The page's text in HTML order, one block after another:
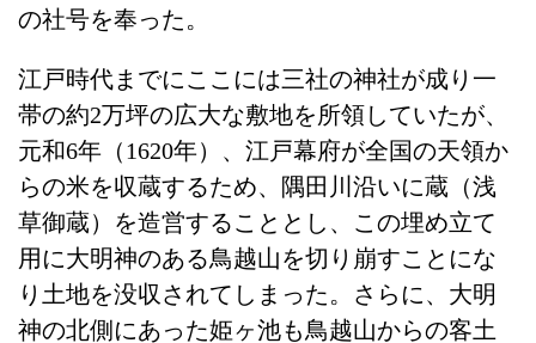
の社号を奉った。
江戸時代までにここには三社の神社が成り一
帯の約2万坪の広大な敷地を所領していたが、
元和6年（1620年）、江戸幕府が全国の天領か
らの米を収蔵するため、隅田川沿いに蔵（浅
草御蔵）を造営することとし、この埋め立て
用に大明神のある鳥越山を切り崩すことにな
り土地を没収されてしまった。さらに、大明
神の北側にあった姫ヶ池も鳥越山からの客土